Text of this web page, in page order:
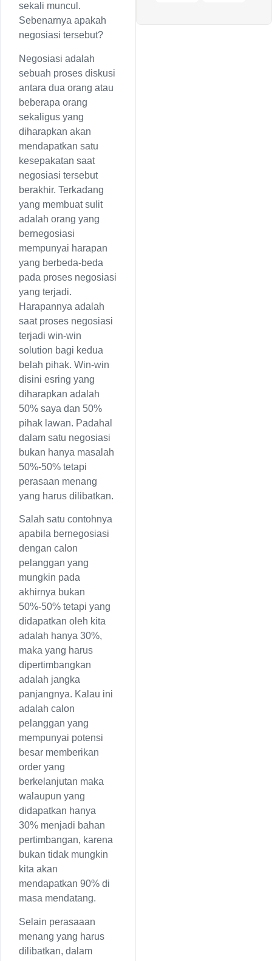
sekali muncul.
Sebenarnya apakah
negosiasi tersebut?
Negosiasi adalah
sebuah proses diskusi
antara dua orang atau
beberapa orang
sekaligus yang
diharapkan akan
mendapatkan satu
kesepakatan saat
negosiasi tersebut
berakhir. Terkadang
yang membuat sulit
adalah orang yang
bernegosiasi
mempunyai harapan
yang berbeda-beda
pada proses negosiasi
yang terjadi.
Harapannya adalah
saat proses negosiasi
terjadi win-win
solution bagi kedua
belah pihak. Win-win
disini esring yang
diharapkan adalah
50% saya dan 50%
pihak lawan. Padahal
dalam satu negosiasi
bukan hanya masalah
50%-50% tetapi
perasaan menang
yang harus dilibatkan.
Salah satu contohnya
apabila bernegosiasi
dengan calon
pelanggan yang
mungkin pada
akhirnya bukan
50%-50% tetapi yang
didapatkan oleh kita
adalah hanya 30%,
maka yang harus
dipertimbangkan
adalah jangka
panjangnya. Kalau ini
adalah calon
pelanggan yang
mempunyai potensi
besar memberikan
order yang
berkelanjutan maka
walaupun yang
didapatkan hanya
30% menjadi bahan
pertimbangan, karena
bukan tidak mungkin
kita akan
mendapatkan 90% di
masa mendatang.
Selain perasaaan
menang yang harus
dilibatkan, dalam